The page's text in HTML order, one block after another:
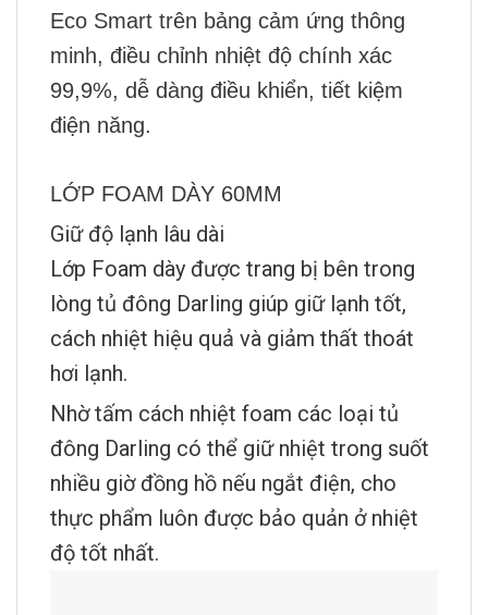
Eco Smart trên bảng cảm ứng thông
minh, điều chỉnh nhiệt độ chính xác
99,9%, dễ dàng điều khiển, tiết kiệm
điện năng.
LỚP FOAM DÀY 60MM
Giữ độ lạnh lâu dài
Lớp Foam dày được trang bị bên trong
lòng tủ đông Darling giúp giữ lạnh tốt,
cách nhiệt hiệu quả và giảm thất thoát
hơi lạnh.
Nhờ tấm cách nhiệt foam các loại tủ
đông Darling có thể giữ nhiệt trong suốt
nhiều giờ đồng hồ nếu ngắt điện, cho
thực phẩm luôn được bảo quản ở nhiệt
độ tốt nhất.